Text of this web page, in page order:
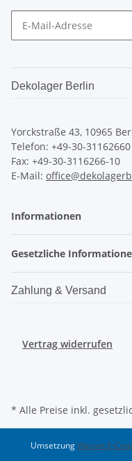
Dekolager Berlin
Yorckstraße 43, 10965
Telefon: +49-30-31162660
Fax: +49-30-3116266-10
E-Mail:
Informationen
Gesetzliche
Zahlung & Versand
Vertrag widerrufen
* Alle Preise inkl.
UmsetzungVlarom E-